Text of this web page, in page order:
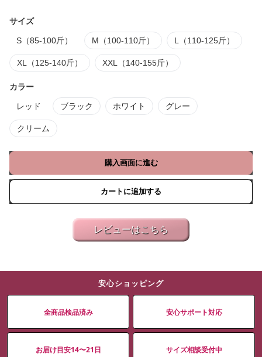
サイズ
S（85-100斤） M（100-110斤） L（110-125斤）
XL（125-140斤） XXL（140-155斤）
カラー
レッド ブラック ホワイト グレー
クリーム
購入画面に進む
カートに追加する
レビューはこちら
安心ショッピング
全商品検品済み 安心サポート対応
お届け目安14〜21日 サイズ相談受付中